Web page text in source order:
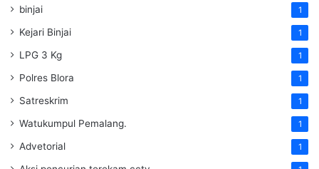
binjai 1
Kejari Binjai 1
LPG 3 Kg 1
Polres Blora 1
Satreskrim 1
Watukumpul Pemalang. 1
Advetorial 1